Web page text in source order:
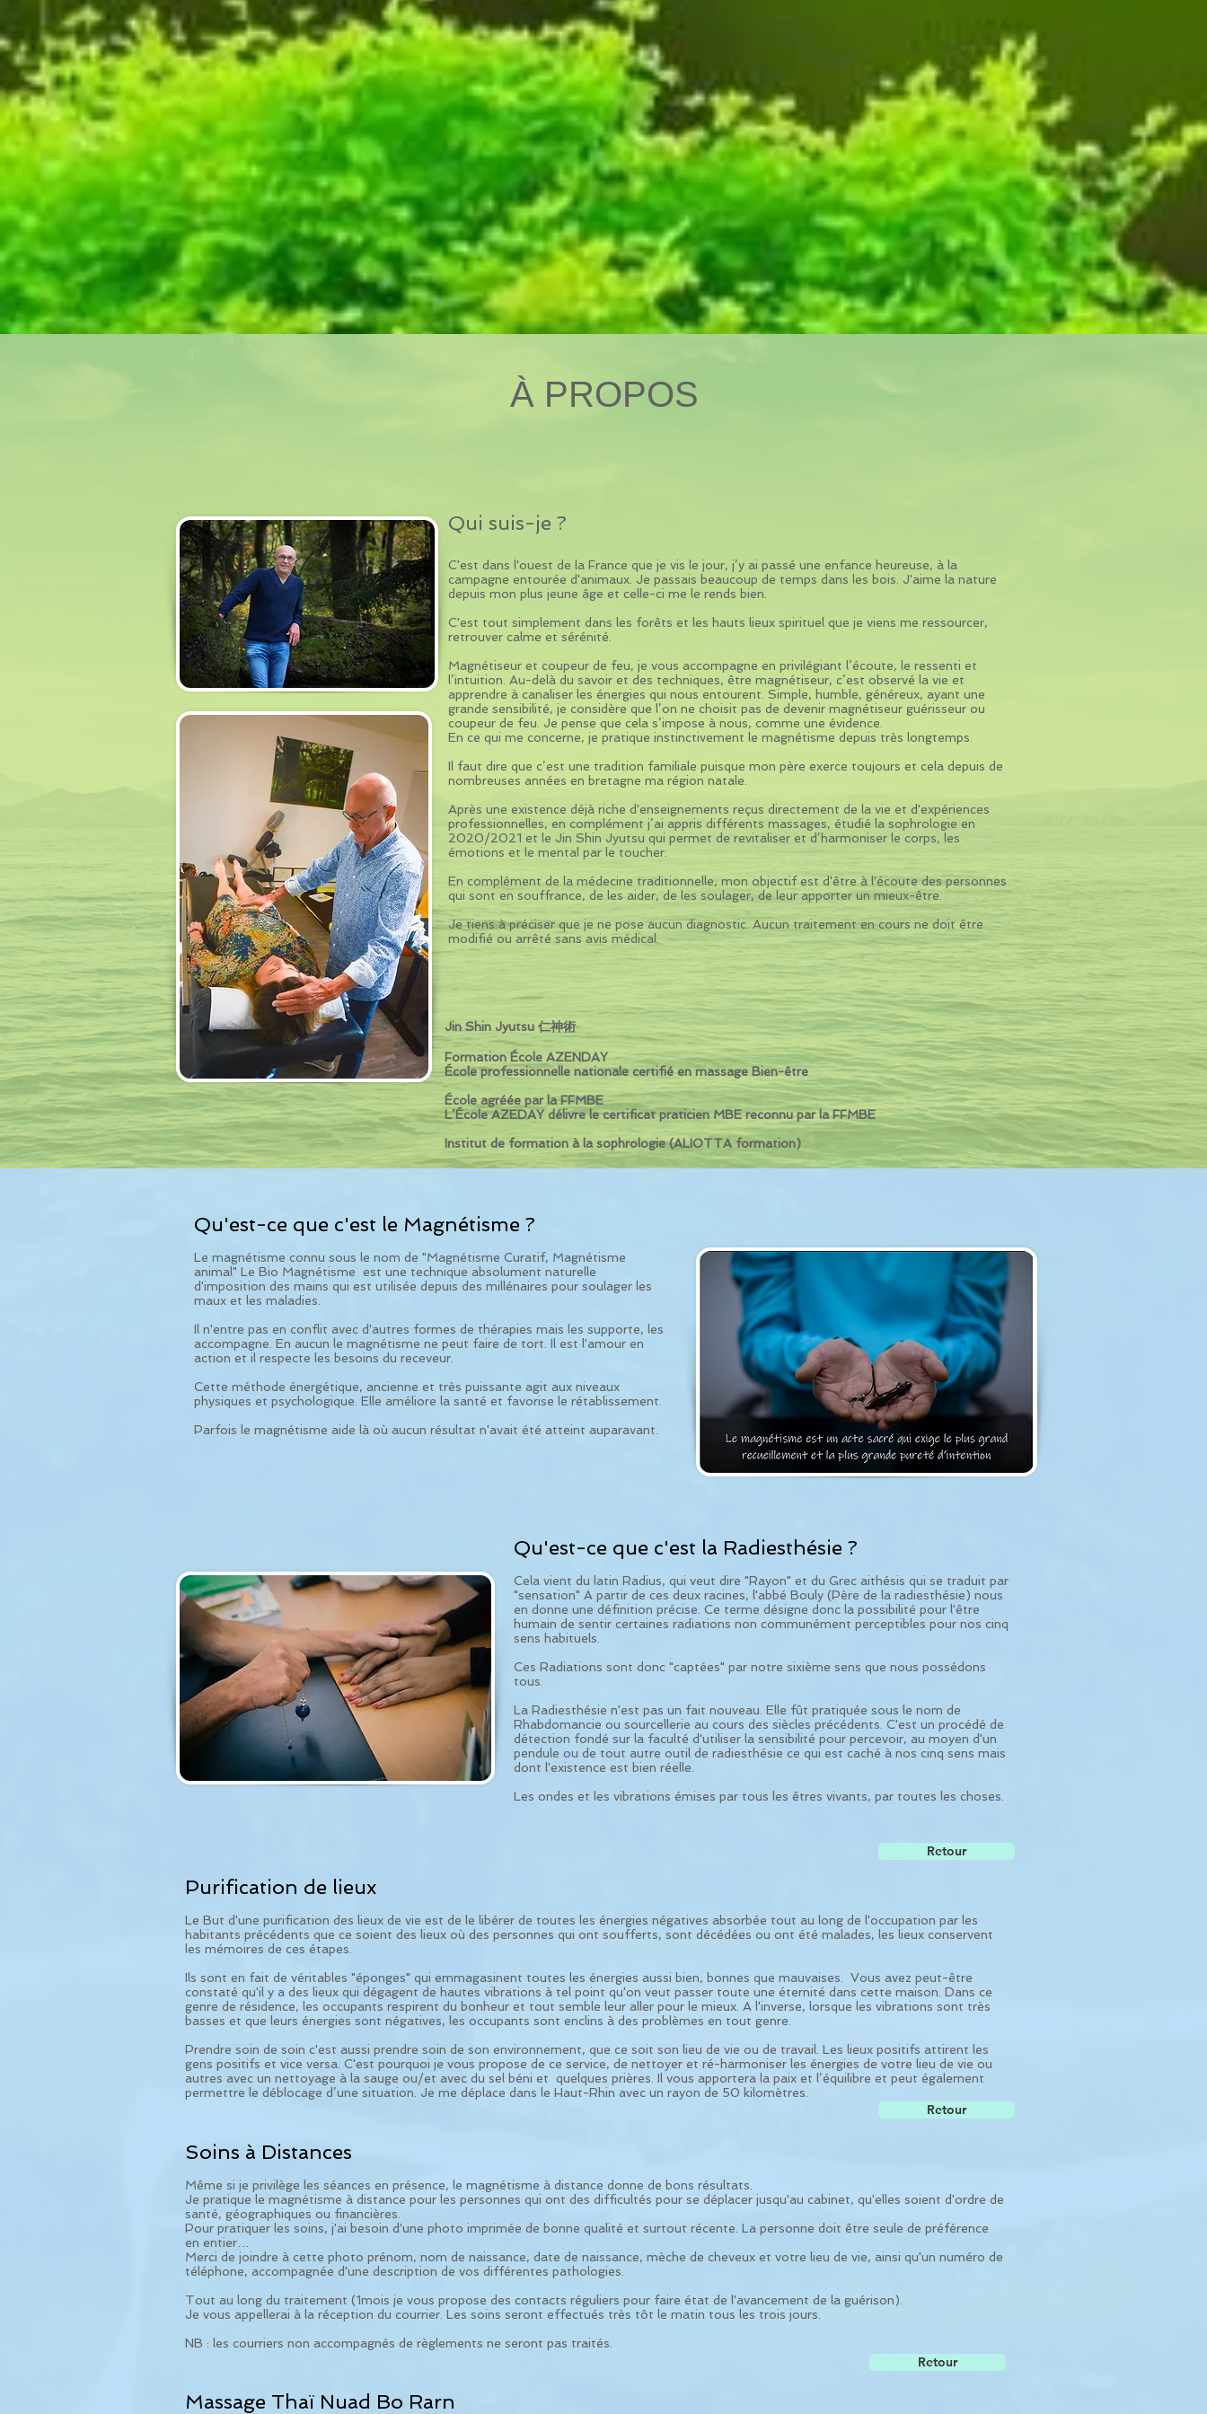
À PROPOS
Qui suis-je ?
C'est dans l'ouest de la France que je vis le jour, j’y ai passé une enfance heureuse, à la
campagne entourée d'animaux. Je passais beaucoup de temps dans les bois. J'aime la nature
depuis mon plus jeune âge et celle-ci me le rends bien.
C'est tout simplement dans les forêts et les hauts lieux spirituel que je viens me ressourcer,
retrouver calme et sérénité.
​Magnétiseur et coupeur de feu, je vous accompagne en privilégiant l’écoute, le ressenti et
l’intuition. Au-delà du savoir et des techniques, être magnétiseur, c’est observé la vie et
apprendre à canaliser les énergies qui nous entourent. Simple, humble, généreux, ayant une
grande sensibilité, je considère que l’on ne choisit pas de devenir magnétiseur guérisseur ou
coupeur de feu. Je pense que cela s’impose à nous, comme une évidence.
En ce qui me concerne, je pratique instinctivement le magnétisme depuis très longtemps.
Il faut dire que c’est une tradition familiale puisque mon père exerce toujours et cela depuis de
nombreuses années en bretagne ma région natale.
Après une existence déjà riche d'enseignements reçus directement de la vie et d'expériences
professionnelles, en complément j’ai appris différents massages, étudié la sophrologie en
2020/2021 et le Jin Shin Jyutsu qui permet de revitaliser et d’harmoniser le corps, les
émotions et le mental par le toucher.
En complément de la médecine traditionnelle, mon objectif est d'être à l'écoute des personnes
qui sont en souffrance, de les aider, de les soulager, de leur apporter un mieux-être.
Je tiens à préciser que je ne pose aucun diagnostic. Aucun traitement en cours ne doit être
modifié ou arrêté sans avis médical.
Jin Shin Jyutsu 仁神術
Formation École AZENDAY
École professionnelle nationale certifié en massage Bien-être
École agréée par la FFMBE
L’École AZEDAY délivre le certificat praticien MBE reconnu par la FFMBE
Institut de formation à la sophrologie (ALIOTTA formation)
Qu'est-ce que c'est le Magnétisme ?
Le magnétisme connu sous le nom de "Magnétisme Curatif, Magnétisme
animal" Le Bio Magnétisme est une technique absolument naturelle
d'imposition des mains qui est utilisée depuis des millénaires pour soulager les
maux et les maladies.
Il n'entre pas en conflit avec d'autres formes de thérapies mais les supporte, les
accompagne. En aucun le magnétisme ne peut faire de tort. Il est l'amour en
action et il respecte les besoins du receveur.
Cette méthode énergétique, ancienne et très puissante agit aux niveaux
physiques et psychologique. Elle améliore la santé et favorise le rétablissement.
Parfois le magnétisme aide là où aucun résultat n'avait été atteint auparavant.
Qu'est-ce que c'est la Radiesthésie ?
Cela vient du latin Radius, qui veut dire "Rayon" et du Grec aithésis qui se traduit par
"sensation" A partir de ces deux racines, l'abbé Bouly (Père de la radiesthésie) nous
en donne une définition précise. Ce terme désigne donc la possibilité pour l'être
humain de sentir certaines radiations non communément perceptibles pour nos cinq
sens habituels.
Ces Radiations sont donc "captées" par notre sixième sens que nous possédons
tous.
La Radiesthésie n'est pas un fait nouveau. Elle fût pratiquée sous le nom de
Rhabdomancie ou sourcellerie au cours des siècles précédents. C'est un procédé de
détection fondé sur la faculté d'utiliser la sensibilité pour percevoir, au moyen d'un
pendule ou de tout autre outil de radiesthésie ce qui est caché à nos cinq sens mais
dont l'existence est bien réelle.
Les ondes et les vibrations émises par tous les êtres vivants, par toutes les choses.
Purification de lieux
Le But d'une purification des lieux de vie est de le libérer de toutes les énergies négatives absorbée tout au long de l'occupation par les
habitants précédents que ce soient des lieux où des personnes qui ont soufferts, sont décédées ou ont été malades, les lieux conservent
les mémoires de ces étapes.
Ils sont en fait de véritables "éponges" qui emmagasinent toutes les énergies aussi bien, bonnes que mauvaises. Vous avez peut-être
constaté qu'il y a des lieux qui dégagent de hautes vibrations à tel point qu'on veut passer toute une éternité dans cette maison. Dans ce
genre de résidence, les occupants respirent du bonheur et tout semble leur aller pour le mieux. A l'inverse, lorsque les vibrations sont très
basses et que leurs énergies sont négatives, les occupants sont enclins à des problèmes en tout genre.
Prendre soin de soin c'est aussi prendre soin de son environnement, que ce soit son lieu de vie ou de travail. Les lieux positifs attirent les
gens positifs et vice versa. C'est pourquoi je vous propose de ce service, de nettoyer et ré-harmoniser les énergies de votre lieu de vie ou
autres avec un nettoyage à la sauge ou/et avec du sel béni et quelques prières. Il vous apportera la paix et l’équilibre et peut également
permettre le déblocage d’une situation. Je me déplace dans le Haut-Rhin avec un rayon de 50 kilomètres.
Retour
Soins à Distances
Même si je privilège les séances en présence, le magnétisme à distance donne de bons résultats.
Je pratique le magnétisme à distance pour les personnes qui ont des difficultés pour se déplacer jusqu'au cabinet, qu'elles soient d'ordre de
santé, géographiques ou financières.
Pour pratiquer les soins, j'ai besoin d'une photo imprimée de bonne qualité et surtout récente. La personne doit être seule de préférence
en entier…
Merci de joindre à cette photo prénom, nom de naissance, date de naissance, mèche de cheveux et votre lieu de vie, ainsi qu'un numéro de
téléphone, accompagnée d'une description de vos différentes pathologies.
Tout au long du traitement (1mois je vous propose des contacts réguliers pour faire état de l'avancement de la guérison).
Je vous appellerai à la réception du courrier. Les soins seront effectués très tôt le matin tous les trois jours.
NB : les courriers non accompagnés de règlements ne seront pas traités.
Retour
Massage Thaï Nuad Bo Rarn
Retour